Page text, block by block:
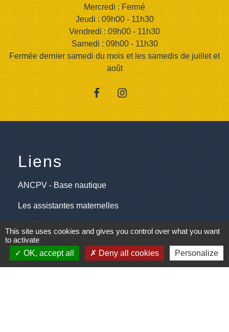
Mercredi : Fermé
Jeudi : 09h00 - 11h30
Vendredi : 09h00 - 11h30
Samedi : 09h00 - 11h30
Fermée dernier samedi du mois et les samedis de juillet et
août
Liens
ANCPV - Base nautique
Les assistantes maternelles
Pôle emploi
Saint M'Hervé village
This site uses cookies and gives you control over what you want
to activate
OK, accept all
Deny all cookies Personalize